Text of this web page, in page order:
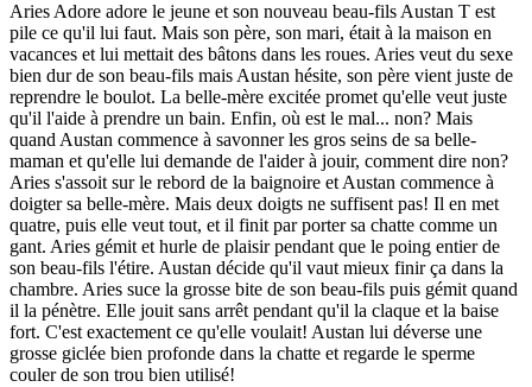
Aries Adore adore le jeune et son nouveau beau-fils Austan T est
pile ce qu'il lui faut. Mais son père, son mari, était à la maison en
vacances et lui mettait des bâtons dans les roues. Aries veut du sexe
bien dur de son beau-fils mais Austan hésite, son père vient juste de
reprendre le boulot. La belle-mère excitée promet qu'elle veut juste
qu'il l'aide à prendre un bain. Enfin, où est le mal... non? Mais
quand Austan commence à savonner les gros seins de sa belle-
maman et qu'elle lui demande de l'aider à jouir, comment dire non?
Aries s'assoit sur le rebord de la baignoire et Austan commence à
doigter sa belle-mère. Mais deux doigts ne suffisent pas! Il en met
quatre, puis elle veut tout, et il finit par porter sa chatte comme un
gant. Aries gémit et hurle de plaisir pendant que le poing entier de
son beau-fils l'étire. Austan décide qu'il vaut mieux finir ça dans la
chambre. Aries suce la grosse bite de son beau-fils puis gémit quand
il la pénètre. Elle jouit sans arrêt pendant qu'il la claque et la baise
fort. C'est exactement ce qu'elle voulait! Austan lui déverse une
grosse giclée bien profonde dans la chatte et regarde le sperme
couler de son trou bien utilisé!